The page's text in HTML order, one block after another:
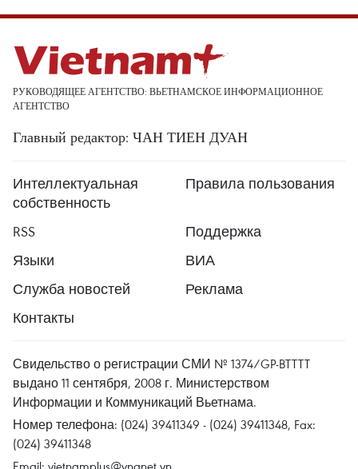
РУКОВОДЯЩЕЕ АГЕНТСТВО: ВЬЕТНАМСКОЕ ИНФОРМАЦИОННОЕ
АГЕНТСТВО
Главный редактор: ЧАН ТИЕН ДУАН
Интеллектуальная
собственность
Правила пользования
RSS
Поддержка
Языки
ВИА
Служба новостей
Реклама
Контакты
Свидельство о регистрации СМИ № 1374/GP-BTTTT
выдано 11 сентября, 2008 г. Министерством
Информации и Коммуникаций Вьетнама.
Номер телефона: (024) 39411349 - (024) 39411348, Fax:
(024) 39411348